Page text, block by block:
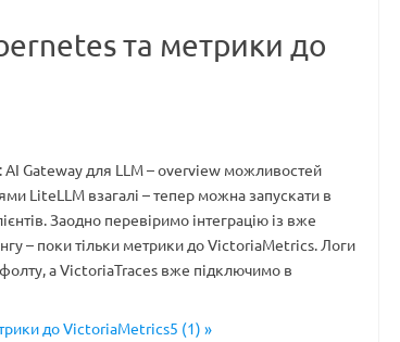
та метрики до
AI Gateway для LLM – overview можливостей
LiteLLM взагалі – тепер можна запускати в
Заодно перевіримо інтеграцію із вже
– поки тільки метрики до VictoriaMetrics. Логи
а VictoriaTraces вже підключимо в
до VictoriaMetrics5 (1) »